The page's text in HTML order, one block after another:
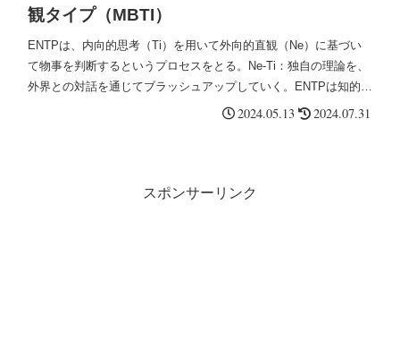
観タイプ（MBTI）
ENTPは、内向的思考（Ti）を用いて外向的直観（Ne）に基づい
て物事を判断するというプロセスをとる。Ne-Ti：独自の理論を、
外界との対話を通じてブラッシュアップしていく。ENTPは知的な
議論を好み、自分のアイデアや理論をテストするために他人との
2024.05.13 2024.07.31
スポンサーリンク